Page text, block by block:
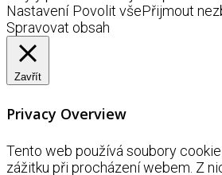
Nastavení Povolit všePřijmout
Spravovat obsah
Zavřít
Privacy Overview
Tento web používá soubory
zážitku při procházení webem. Z